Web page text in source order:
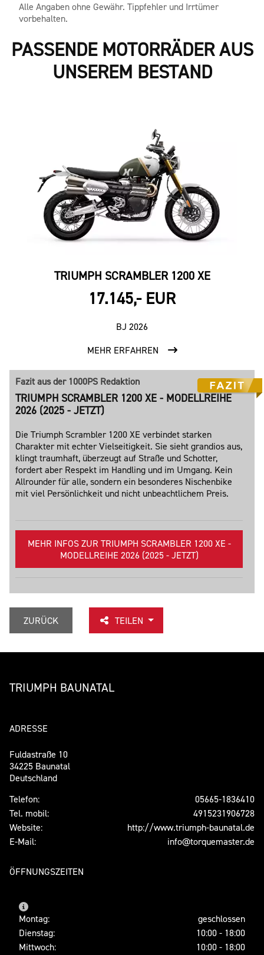
Alle Angaben ohne Gewähr. Tippfehler und Irrtümer
vorbehalten.
PASSENDE MOTORRÄDER AUS
UNSEREM BESTAND
TRIUMPH SCRAMBLER 1200 XE
17.145,- EUR
BJ 2026
MEHR ERFAHREN
Fazit aus der 1000PS Redaktion
TRIUMPH SCRAMBLER 1200 XE - MODELLREIHE
2026 (2025 - JETZT)
Die Triumph Scrambler 1200 XE verbindet starken
Charakter mit echter Vielseitigkeit. Sie sieht grandios aus,
klingt traumhaft, überzeugt auf Straße und Schotter,
fordert aber Respekt im Handling und im Umgang. Kein
Allrounder für alle, sondern ein besonderes Nischenbike
mit viel Persönlichkeit und nicht unbeachtlichem Preis.
MEHR INFOS ZUR TRIUMPH SCRAMBLER 1200 XE -
MODELLREIHE 2026 (2025 - JETZT)
ZURÜCK TEILEN
TRIUMPH BAUNATAL
ADRESSE
Fuldastraße 10
34225 Baunatal
Deutschland
Telefon:
05665-1836410
Tel. mobil:
4915231906728
Website:
http://www.triumph-baunatal.de
E-Mail:
info@torquemaster.de
ÖFFNUNGSZEITEN
Montag:
geschlossen
Dienstag:
10:00 - 18:00
Mittwoch:
10:00 - 18:00